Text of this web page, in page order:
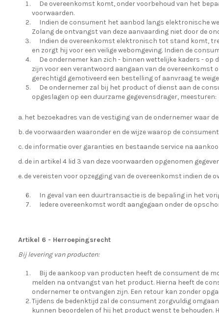
De overeenkomst komt, onder voorbehoud van het
voorwaarden.
Indien de consument het aanbod langs elektronische
Zolang de ontvangst van deze aanvaarding niet door de
Indien de overeenkomst elektronisch tot stand komt,
en zorgt hij voor een veilige webomgeving. Indien de
De ondernemer kan zich - binnen wettelijke kaders -
zijn voor een verantwoord aangaan van de overeenkomst
gerechtigd gemotiveerd een bestelling of aanvraag te
De ondernemer zal bij het product of dienst aan de
opgeslagen op een duurzame gegevensdrager, meesturen:
a. het bezoekadres van de vestiging van de ondernemer waar
b. de voorwaarden waaronder en de wijze waarop de
c. de informatie over garanties en bestaande service na
d. de in artikel 4 lid 3 van deze voorwaarden opgenomen
e. de vereisten voor opzegging van de overeenkomst indien de
In geval van een duurtransactie is de bepaling in het
Iedere overeenkomst wordt aangegaan onder de
Artikel 6 - Herroepingsrecht
Bij levering van producten:
Bij de aankoop van producten heeft de consument de
melden na ontvangst van het product. Hierna heeft de
ondernemer te ontvangen zijn. Een retour kan zonder
Tijdens de bedenktijd zal de consument zorgvuldig
kunnen beoordelen of hij het product wenst te